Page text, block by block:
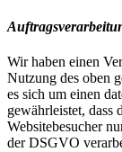
Wir haben einen
Nutzung des oben
es sich um einen
gewährleistet, dass
Websitebesucher
der DSGVO